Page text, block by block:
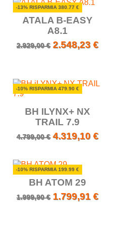
ATALA B-EASY
A8.1
2.929,00 € 2.548,23 €
-13% RISPARMIA 380.77 €
BH ILYNX+ NX
TRAIL 7.9
4.799,00 € 4.319,10 €
-10% RISPARMIA 479.90 €
BH ATOM 29
1.999,90 € 1.799,91 €
-10% RISPARMIA 199.99 €